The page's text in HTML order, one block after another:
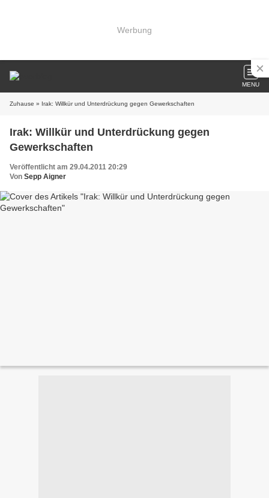
Werbung
MENU
Zuhause » Irak: Willkür und Unterdrückung gegen Gewerkschaften
Irak: Willkür und Unterdrückung gegen
Gewerkschaften
Veröffentlicht am 29.04.2011 20:29
Von Sepp Aigner